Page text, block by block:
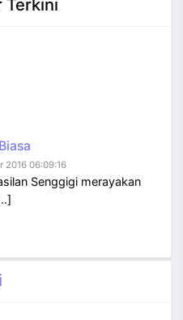
Terkini
06:09:16
Senggigi merayakan